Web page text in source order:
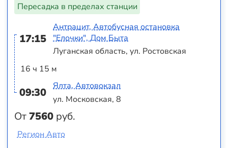
Пересадка в пределах станции
17:15
16 ч 15 м
09:30
От7560 руб.
Антрацит, Автобусная остановка
"Елочки", Дом Быта
Луганская область, ул. Ростовская
Ялта, Автовокзал
ул. Московская, 8
Регион Авто